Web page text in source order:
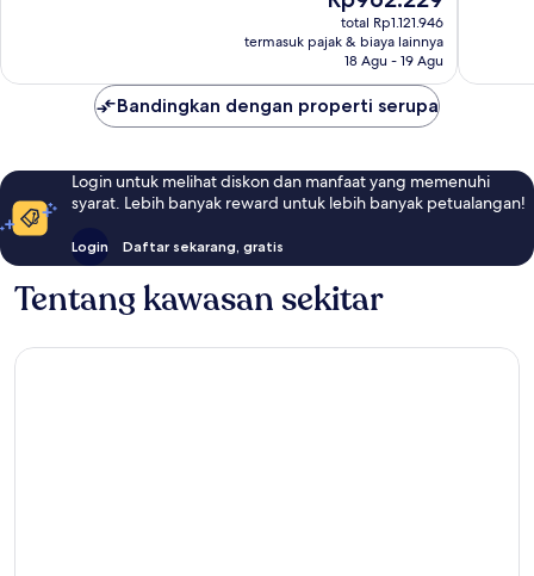
sekarang
Rp962.229
total Rp1.121.946
termasuk pajak & biaya lainnya
18 Agu - 19 Agu
Bandingkan dengan properti serupa
Login untuk melihat diskon dan manfaat yang memenuhi
syarat. Lebih banyak reward untuk lebih banyak petualangan!
Login Daftar sekarang, gratis
Tentang kawasan sekitar